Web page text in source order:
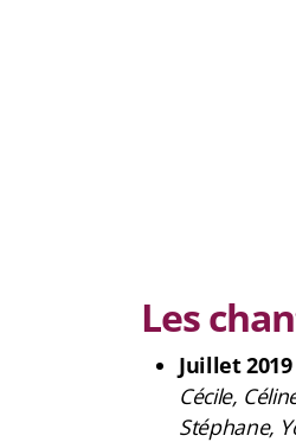
Les
Juillet 2019
Cécile,
Stéphane,